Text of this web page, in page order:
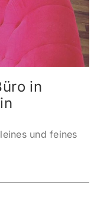
in
und feines